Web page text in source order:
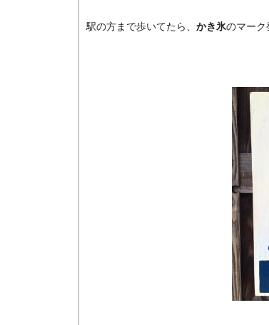
駅の方まで歩いてたら、 かき氷のマーク